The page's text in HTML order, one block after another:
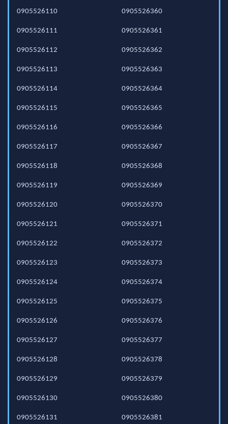
0905526110
0905526111
0905526112
0905526113
0905526114
0905526115
0905526116
0905526117
0905526118
0905526119
0905526120
0905526121
0905526122
0905526123
0905526124
0905526125
0905526126
0905526127
0905526128
0905526129
0905526130
0905526131
0905526360
0905526361
0905526362
0905526363
0905526364
0905526365
0905526366
0905526367
0905526368
0905526369
0905526370
0905526371
0905526372
0905526373
0905526374
0905526375
0905526376
0905526377
0905526378
0905526379
0905526380
0905526381